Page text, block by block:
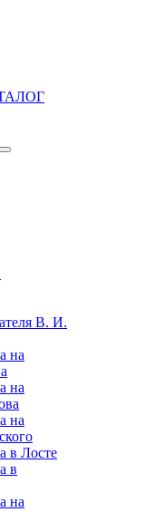
В. И.
на
на
на
в Лосте
в
на